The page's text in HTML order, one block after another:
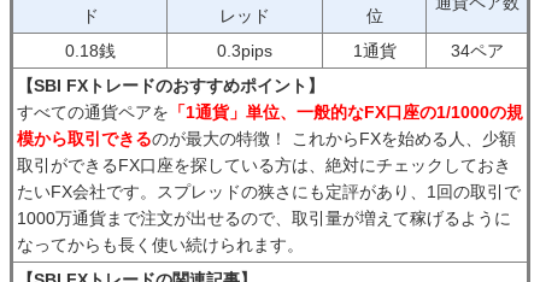
ド
レッド
位
0.18銭 0.3pips 1通貨
34ペア
【SBI FXトレードのおすすめポイント】
すべての通貨ペアを 「1通貨」単位、一般的なFX口座の1/1000の規
模から取引できるのが最大の特徴！ これからFXを始める人、少額
取引ができるFX口座を探している方は、絶対にチェックしておき
たいFX会社です。スプレッドの狭さにも定評があり、1回の取引で
1000万通貨まで注文が出せるので、取引量が増えて稼げるように
なってからも長く使い続けられます。